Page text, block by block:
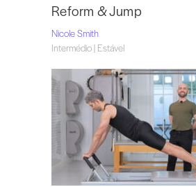
Reform & Jump
Nicole Smith
Intermédio | Estável